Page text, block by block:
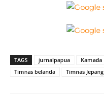
TAGS jurnalpapua Kamada
Timnas belanda
Timnas Jepang